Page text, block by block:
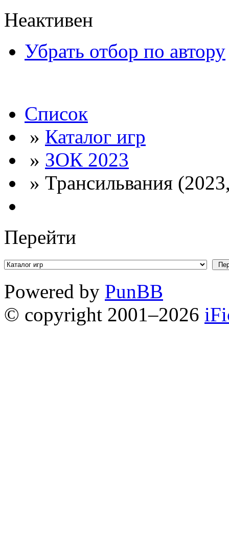
Неактивен
Убрать отбор по автору
Список
» Каталог игр
» ЗОК 2023
» Трансильвания
Перейти
Powered by PunBB
© copyright 2001–2026